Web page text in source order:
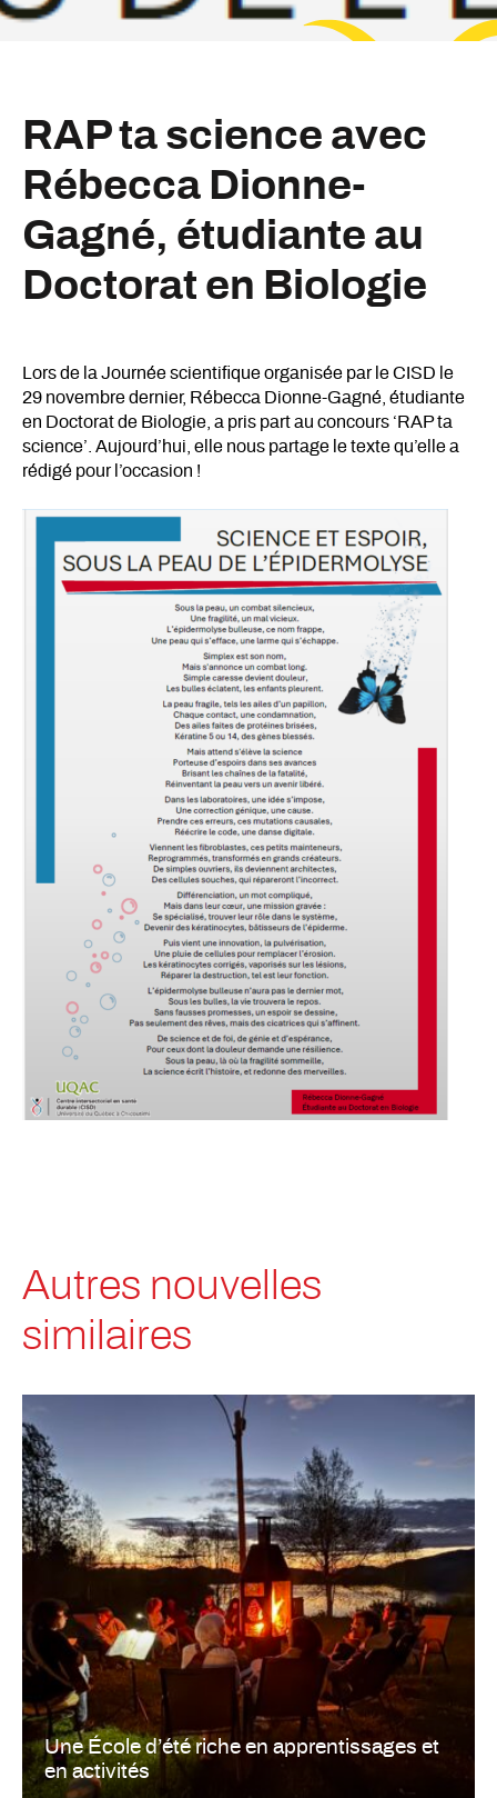
RAP ta science avec
Rébecca Dionne-
Gagné, étudiante au
Doctorat en Biologie
Lors de la Journée scientifique organisée par le CISD le
29 novembre dernier, Rébecca Dionne-Gagné, étudiante
en Doctorat de Biologie, a pris part au concours ‘RAP ta
science’. Aujourd’hui, elle nous partage le texte qu’elle a
rédigé pour l’occasion !
Autres nouvelles
similaires
Une École d’été riche en apprentissages et
en activités